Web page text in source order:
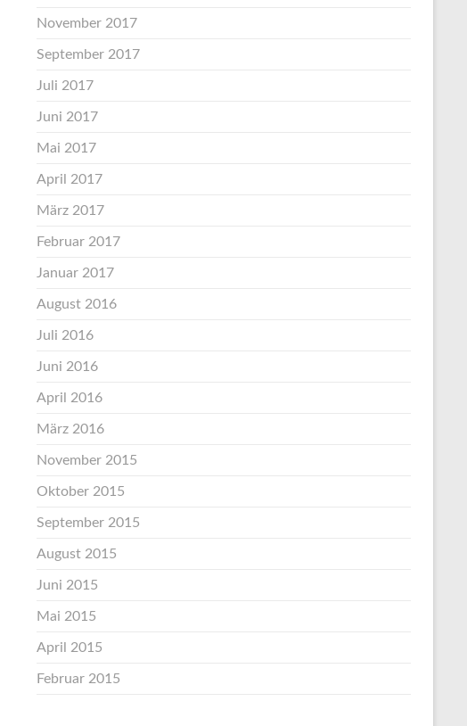
November 2017
September 2017
Juli 2017
Juni 2017
Mai 2017
April 2017
März 2017
Februar 2017
Januar 2017
August 2016
Juli 2016
Juni 2016
April 2016
März 2016
November 2015
Oktober 2015
September 2015
August 2015
Juni 2015
Mai 2015
April 2015
Februar 2015